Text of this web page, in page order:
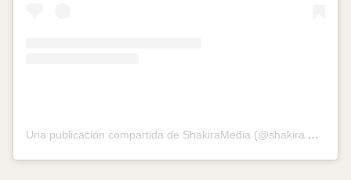
Una publicación compartida de ShakiraMedia (@shakira.media)